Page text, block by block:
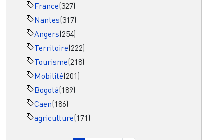
France(327)
Nantes(317)
Angers(254)
Territoire(222)
Tourisme(218)
Mobilité(201)
Bogotá(189)
Caen(186)
agriculture(171)